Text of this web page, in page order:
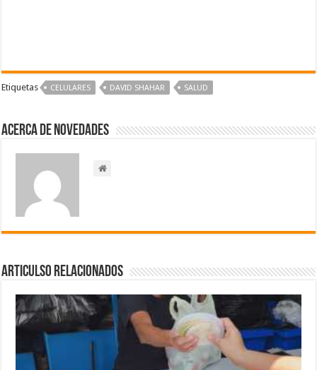
Etiquetas CELULARES DAVID SHAHAR SALUD
Acerca de NOVEDADES
Articulso Relacionados